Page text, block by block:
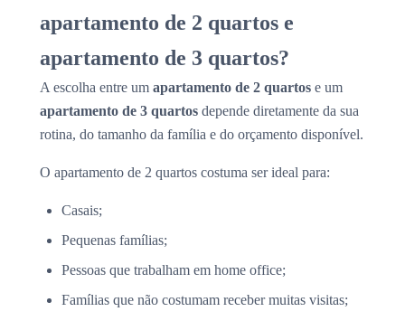
apartamento de 2 quartos e
apartamento de 3 quartos?
A escolha entre um apartamento de 2 quartos e um
apartamento de 3 quartos depende diretamente da sua
rotina, do tamanho da família e do orçamento disponível.
O apartamento de 2 quartos costuma ser ideal para:
Casais;
Pequenas famílias;
Pessoas que trabalham em home office;
Famílias que não costumam receber muitas visitas;